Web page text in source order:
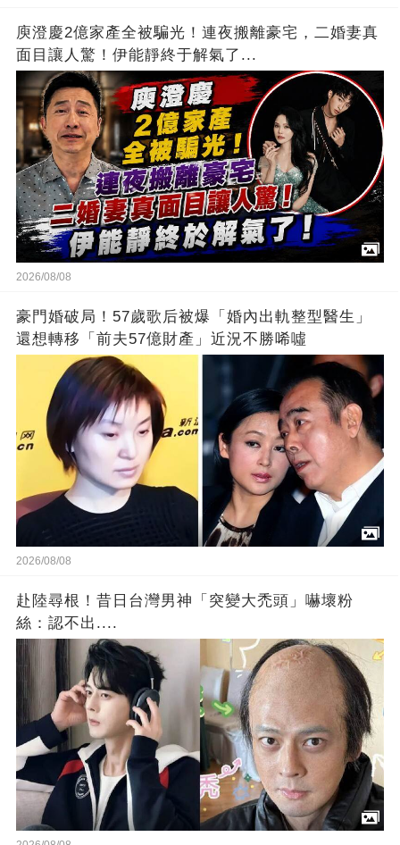
庾澄慶2億家產全被騙光！連夜搬離豪宅，二婚妻真
面目讓人驚！伊能靜終于解氣了...
2026/08/08
豪門婚破局！57歲歌后被爆「婚內出軌整型醫生」
還想轉移「前夫57億財產」近況不勝唏噓
2026/08/08
赴陸尋根！昔日台灣男神「突變大禿頭」嚇壞粉
絲：認不出....